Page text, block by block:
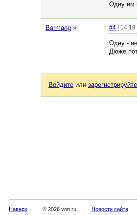
Одну им
Barmang » #4 |
Одну -
Дюже
Войдите или
Наверх © 2026 vott.ru Новости сайта